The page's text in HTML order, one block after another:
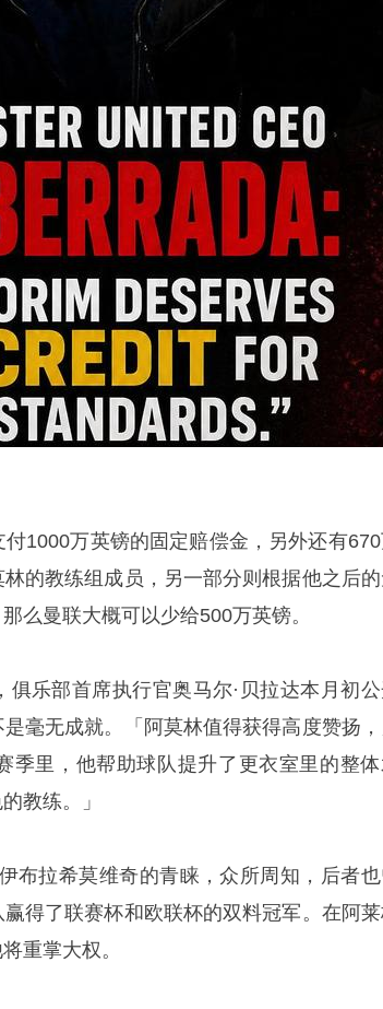
1000万英镑的固定赔偿金，另外还有
的教练组成员，另一部分则根据他之后
么曼联大概可以少给500万英镑。
乐部首席执行官奥马尔·贝拉达本月初
毫无成就。「阿莫林值得获得高度赞扬
季里，他帮助球队提升了更衣室里的整
教练。」
布拉希莫维奇的青睐，众所周知，后者
得了联赛杯和欧联杯的双料冠军。在阿
重掌大权。